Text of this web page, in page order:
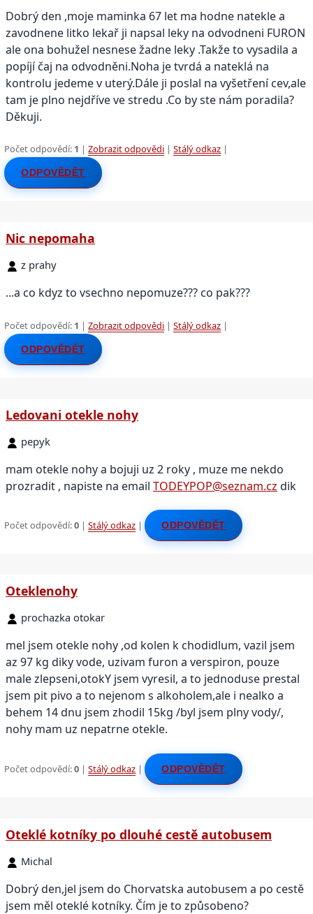
Dobrý den ,moje maminka 67 let ma hodne natekle a
zavodnene litko lekař ji napsal leky na odvodneni FURON
ale ona bohužel nesnese žadne leky .Takže to vysadila a
popíjí čaj na odvodněni.Noha je tvrdá a nateklá na
kontrolu jedeme v uterý.Dále ji poslal na vyšetření cev,ale
tam je plno nejdříve ve stredu .Co by ste nám poradila?
Děkuji.
Počet odpovědí: 1 |Zobrazit odpovědi |Stálý odkaz |
ODPOVĚDĚT
Nic nepomaha
z prahy
...a co kdyz to vsechno nepomuze??? co pak???
Počet odpovědí: 1 |Zobrazit odpovědi |Stálý odkaz |
ODPOVĚDĚT
Ledovani otekle nohy
pepyk
mam otekle nohy a bojuji uz 2 roky , muze me nekdo
prozradit , napiste na email TODEYPOP@seznam.cz dik
Počet odpovědí:0 |Stálý odkaz | ODPOVĚDĚT
Oteklenohy
prochazka otokar
mel jsem otekle nohy ,od kolen k chodidlum, vazil jsem
az 97 kg diky vode, uzivam furon a verspiron, pouze
male zlepseni,otokY jsem vyresil, a to jednoduse prestal
jsem pit pivo a to nejenom s alkoholem,ale i nealko a
behem 14 dnu jsem zhodil 15kg /byl jsem plny vody/,
nohy mam uz nepatrne otekle.
Počet odpovědí:0 |Stálý odkaz | ODPOVĚDĚT
Oteklé kotníky po dlouhé cestě autobusem
Michal
Dobrý den,jel jsem do Chorvatska autobusem a po cestě
jsem měl oteklé kotníky. Čím je to způsobeno?